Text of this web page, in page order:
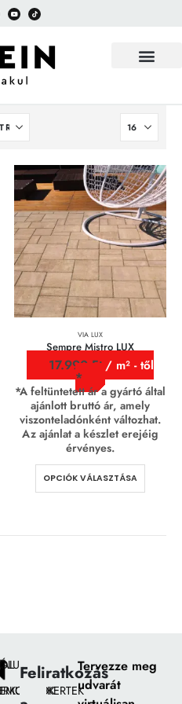
VIA LUX
Sempre Mistro LUX
17.990 Ft / m² - től
*A feltüntetett ár a gyártó által
ajánlott bruttó ár, amely
viszonteladónként változhat.
Az ajánlat a készlet erejéig
érvényes.
OPCIÓK VÁLASZTÁSA
FeliratkozásTervezze meg
udvarát